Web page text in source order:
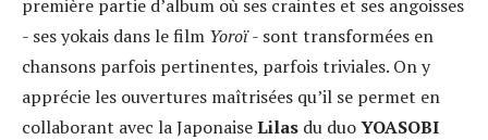
première partie d’album où ses craintes et ses angoisses
- ses yokais dans le film Yoroï- sont transformées en
chansons parfois pertinentes, parfois triviales. On y
apprécie les ouvertures maîtrisées qu’il se permet en
collaborant avec la JaponaiseLilas du duoYOASOBI